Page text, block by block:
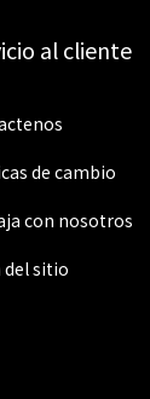
al cliente
de cambio
con nosotros
del sitio